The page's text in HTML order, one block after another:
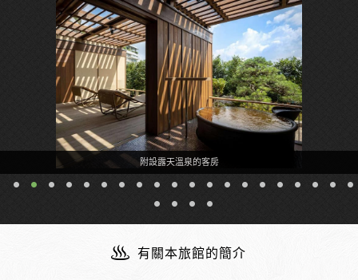
附設露天溫泉的客房
有關本旅館的簡介